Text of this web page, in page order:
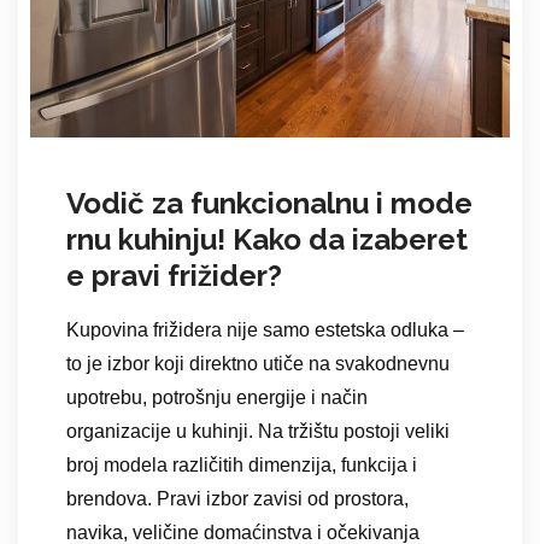
Vodič za funkcionalnu i mode
rnu kuhinju! Kako da izaberet
e pravi frižider?
Kupovina frižidera nije samo estetska odluka –
to je izbor koji direktno utiče na svakodnevnu
upotrebu, potrošnju energije i način
organizacije u kuhinji. Na tržištu postoji veliki
broj modela različitih dimenzija, funkcija i
brendova. Pravi izbor zavisi od prostora,
navika, veličine domaćinstva i očekivanja